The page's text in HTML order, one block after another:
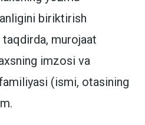
biriktirish
taqdirda, murojaat
imzosi va
(ismi, otasining